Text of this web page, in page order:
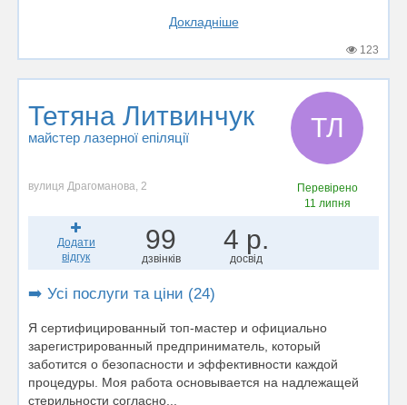
Докладніше
123
Тетяна Литвинчук
майстер лазерної епіляції ТЛ
вулиця Драгоманова, 2
Перевірено
11 липня
Додати
відгук
99
дзвінків
4 р.
досвід
➡️ Усі послуги та ціни (24)
Я сертифицированный топ-мастер и официально
зарегистрированный предприниматель, который
заботится о безопасности и эффективности каждой
процедуры. Моя работа основывается на надлежащей
стерильности согласно...